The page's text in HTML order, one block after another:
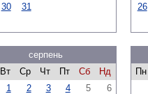
30 31
26
серпень
Вт Ср Чт Пт Сб
Нд
1
2 3 4 5
6
Пн